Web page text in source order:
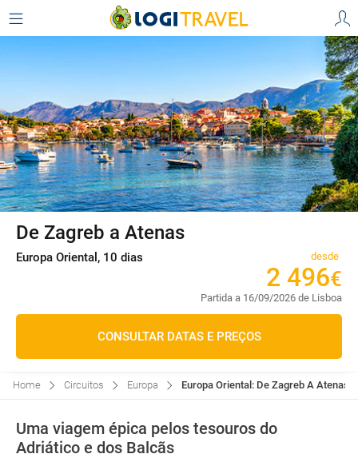
De Zagreb a Atenas
Europa Oriental, 10 dias desde
2 496€
Partida a 16/09/2026 de Lisboa
CONSULTAR DATAS E PREÇOS
Home Circuitos Europa Europa Oriental: De Zagreb A Atenas,
Uma viagem épica pelos tesouros do
Adriático e dos Balcãs